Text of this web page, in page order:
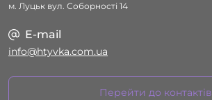
м. Луцьк вул. Соборності 14
E-mail
info@htyvka.com.ua
Перейти до контактів